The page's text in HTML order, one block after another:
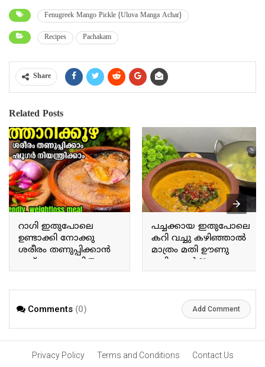
Fenugreek Mango Pickle (Uluva Manga Achar)
Recipes Pachakam
Share
Related Posts
റാഗി ഇതുപോലെ
ഉണ്ടാക്കി നോക്കു
ശരീരം തണുപ്പിക്കാൻ
ഇത് മാത്രം മതി Try
making ragi this way; this
പച്ചക്കായ ഇതുപോലെ
കറി വച്ചു കഴിഞ്ഞാൽ
മാത്രം മതി ഊണു
കഴിക്കാൻ If you prepare
a curry with raw plantains
enough for a meal.
Comments (0) Add Comment
Privacy Policy Terms and Conditions
Contact Us